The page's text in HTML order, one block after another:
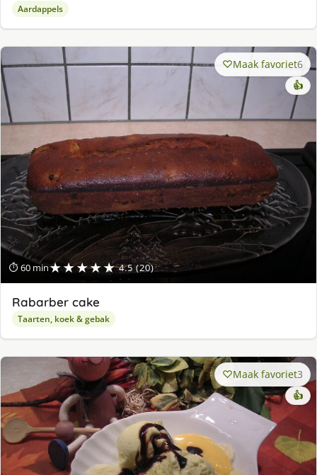
Aardappels
⏱ 60 min★★★★★ 4.5 (20)
Maak favoriet6
👍
Rabarber cake
Taarten, koek & gebak
Maak favoriet3
👍